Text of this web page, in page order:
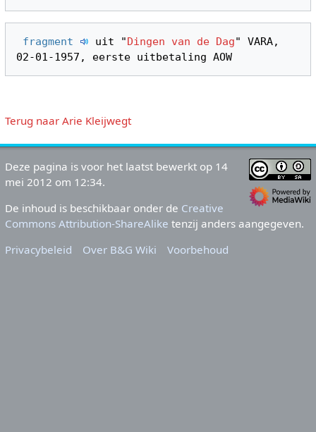
fragment uit "Dingen van de Dag" VARA,
Terug naar Arie Kleijwegt
Deze pagina is voor het laatst bewerkt op 14
mei 2012 om 12:34.
De inhoud is beschikbaar onder de Creative
Commons Attribution-ShareAlike tenzij anders aangegeven.
Privacybeleid
Over B&G Wiki Voorbehoud